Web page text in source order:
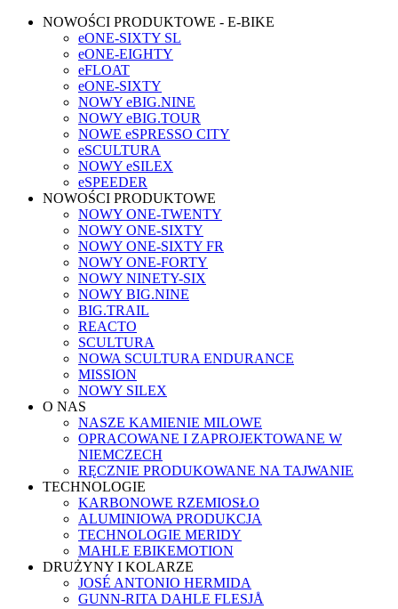
NOWOŚCI PRODUKTOWE - E-BIKE
eONE-SIXTY SL
eONE-EIGHTY
eFLOAT
eONE-SIXTY
NOWY eBIG.NINE
NOWY eBIG.TOUR
NOWE eSPRESSO CITY
eSCULTURA
NOWY eSILEX
eSPEEDER
NOWOŚCI PRODUKTOWE
NOWY ONE-TWENTY
NOWY ONE-SIXTY
NOWY ONE-SIXTY FR
NOWY ONE-FORTY
NOWY NINETY-SIX
NOWY BIG.NINE
BIG.TRAIL
REACTO
SCULTURA
NOWA SCULTURA ENDURANCE
MISSION
NOWY SILEX
O NAS
NASZE KAMIENIE MILOWE
OPRACOWANE I ZAPROJEKTOWANE W
NIEMCZECH
RĘCZNIE PRODUKOWANE NA TAJWANIE
TECHNOLOGIE
KARBONOWE RZEMIOSŁO
ALUMINIOWA PRODUKCJA
TECHNOLOGIE MERIDY
MAHLE EBIKEMOTION
DRUŻYNY I KOLARZE
JOSÉ ANTONIO HERMIDA
GUNN-RITA DAHLE FLESJÅ